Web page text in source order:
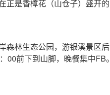
正是香樟花（山仓子）盛开的
森林生态公园，游银溪景区后
前下到山脚，晚餐集中FB。